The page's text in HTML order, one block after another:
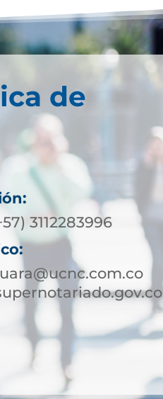
de
3112283996